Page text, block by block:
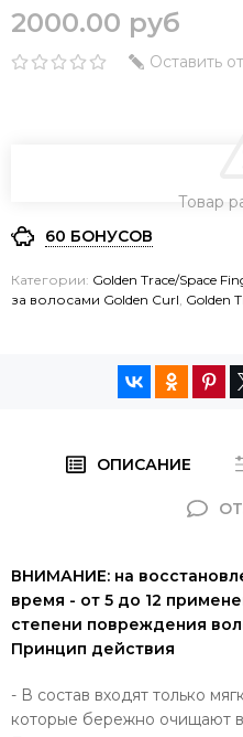
2000.00 руб
Оставить
Товар
60 БОНУСОВ
Категории: Golden Trace/Space
за волосами Golden Curl, Golden
ОПИСАНИЕ
ВНИМАНИЕ: на
время - от 5 до 12
степени повреждения
Принцип действия
- В состав входят только
которые бережно очищают